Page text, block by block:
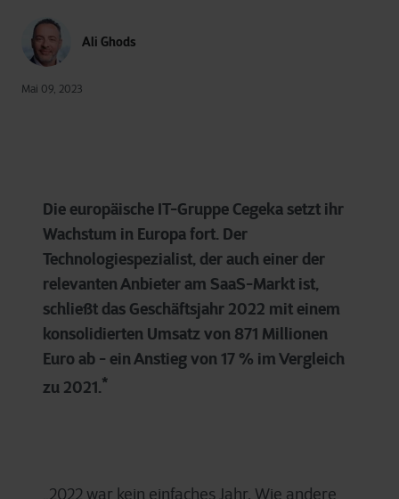
Ali Ghods
Mai 09, 2023
Die europäische IT-Gruppe Cegeka setzt ihr
Wachstum in Europa fort. Der
Technologiespezialist, der auch einer der
relevanten Anbieter am SaaS-Markt ist,
schließt das Geschäftsjahr 2022 mit einem
konsolidierten Umsatz von 871 Millionen
Euro ab - ein Anstieg von 17 % im Vergleich
zu 2021.*
„2022 war kein einfaches Jahr. Wie andere